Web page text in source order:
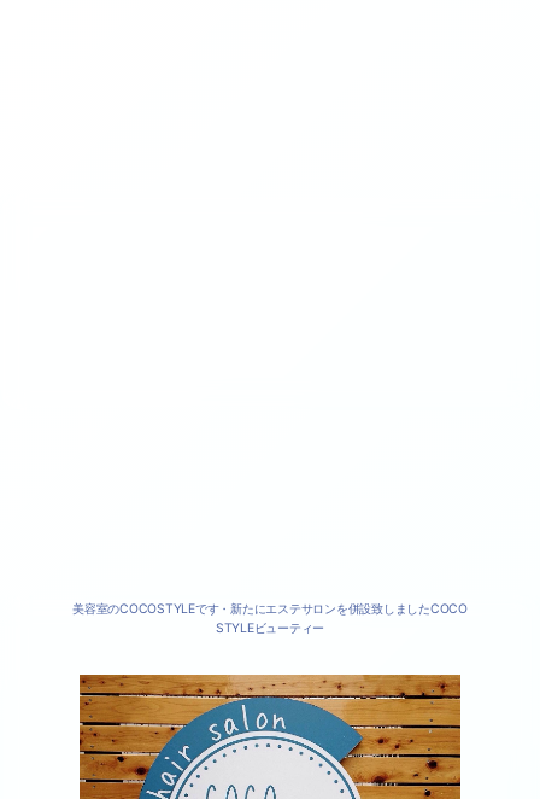
美容室のCOCOSTYLEです・新たにエステサロンを併設致しましたCOCO
STYLEビューティー